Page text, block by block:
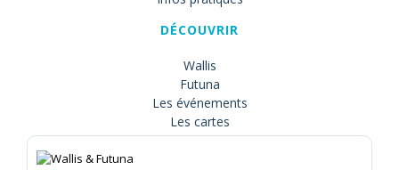
DÉCOUVRIR
Wallis
Futuna
Les événements
Les cartes